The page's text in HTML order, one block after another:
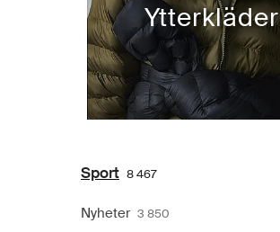
Ytterkläder
Sport 8 467
Nyheter 3 850